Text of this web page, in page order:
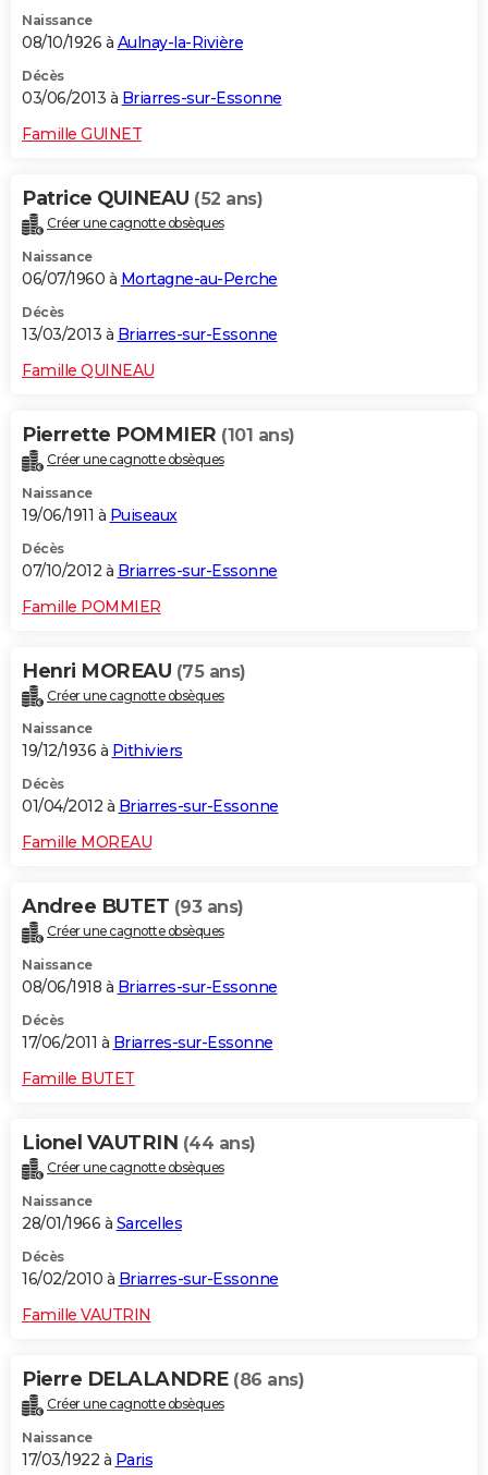
Naissance
08/10/1926 à Aulnay-la-Rivière
Décès
03/06/2013 à Briarres-sur-Essonne
Famille GUINET
Patrice QUINEAU (52 ans)
Créer une cagnotte obsèques
Naissance
06/07/1960 à Mortagne-au-Perche
Décès
13/03/2013 à Briarres-sur-Essonne
Famille QUINEAU
Pierrette POMMIER (101 ans)
Créer une cagnotte obsèques
Naissance
19/06/1911 à Puiseaux
Décès
07/10/2012 à Briarres-sur-Essonne
Famille POMMIER
Henri MOREAU (75 ans)
Créer une cagnotte obsèques
Naissance
19/12/1936 à Pithiviers
Décès
01/04/2012 à Briarres-sur-Essonne
Famille MOREAU
Andree BUTET (93 ans)
Créer une cagnotte obsèques
Naissance
08/06/1918 à Briarres-sur-Essonne
Décès
17/06/2011 à Briarres-sur-Essonne
Famille BUTET
Lionel VAUTRIN (44 ans)
Créer une cagnotte obsèques
Naissance
28/01/1966 à Sarcelles
Décès
16/02/2010 à Briarres-sur-Essonne
Famille VAUTRIN
Pierre DELALANDRE (86 ans)
Créer une cagnotte obsèques
Naissance
17/03/1922 à Paris